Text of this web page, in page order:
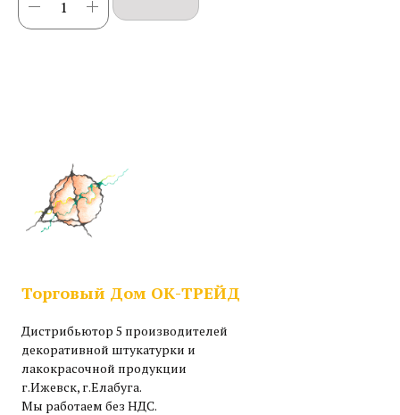
Торговый Дом ОК-ТРЕЙД
Дистрибьютор 5 производителей
декоративной штукатурки и
лакокрасочной продукции
г.Ижевск, г.Елабуга.
Мы работаем без НДС.